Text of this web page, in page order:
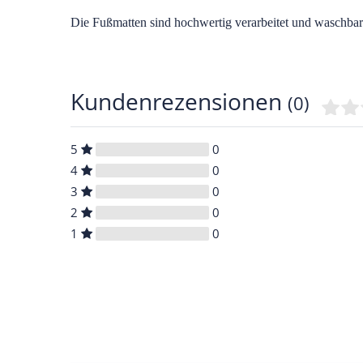
Die Fußmatten sind hochwertig verarbeitet und
Kundenrezensionen (0)
5
0
4
0
3
0
2
0
1
0